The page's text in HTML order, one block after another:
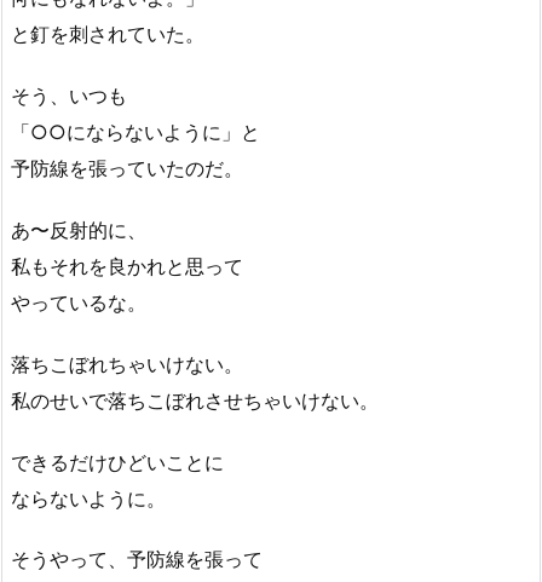
と釘を刺されていた。
そう、いつも
「○○にならないように」と
予防線を張っていたのだ。
あ〜反射的に、
私もそれを良かれと思って
やっているな。
落ちこぼれちゃいけない。
私のせいで落ちこぼれさせちゃいけない。
できるだけひどいことに
ならないように。
そうやって、予防線を張って